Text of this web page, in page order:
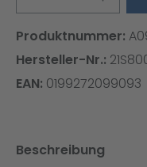
Produktnummer:
Hersteller-Nr.:
EAN: 0199272099093
Beschreibung